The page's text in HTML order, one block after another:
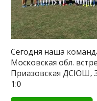
Сегодня наша
Московская обл.
Приазовская ДСЮШ,
1:0